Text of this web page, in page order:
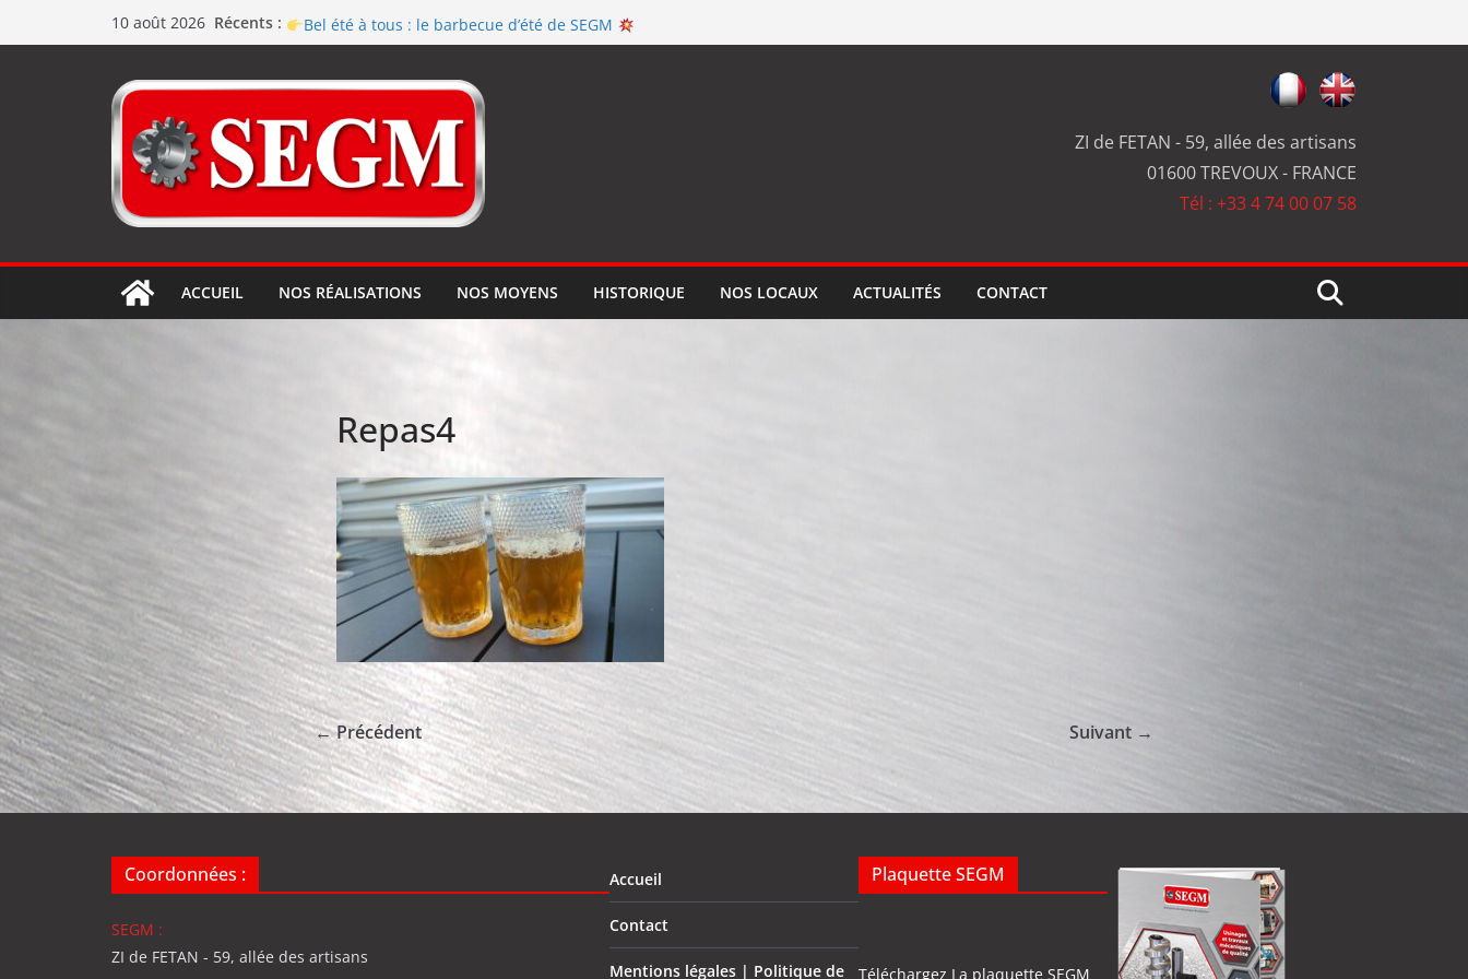
10 août 2026 Récents : Usinage série
et réparation
Bel été à tous : le barbecue d’été de SEGM
Le repas d’équipe de SEGM allume le feu
Jérôme en renfort sur la qualité de #SEGM
ZI de FETAN - 59, allée des artisans
01600 TREVOUX - FRANCE
Tél : +33 4 74 00 07 58
ACCUEIL NOS RÉALISATIONS NOS MOYENS HISTORIQUE NOS LOCAUX ACTUALITÉS CONTACT
Repas4
← Précédent Suivant →
Coordonnées :
SEGM :
ZI de FETAN - 59, allée des artisans
Accueil
Contact
Mentions légales | Politique de
Plaquette SEGM
Téléchargez La plaquette SEGM